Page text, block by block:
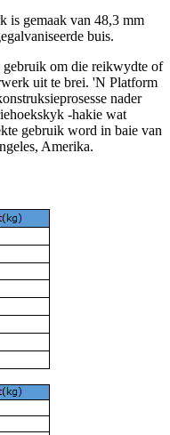
is gemaak van 48,3 mm
buis.
om die reikwydte of
uit te brei. 'N Platform
nader
-hakie wat
gebruik word in baie van
Amerika.